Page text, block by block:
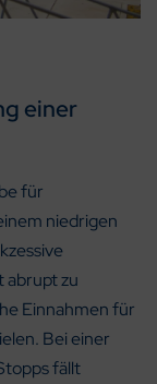
einer
für
niedrigen
abrupt zu
Einnahmen für
Bei einer
fällt